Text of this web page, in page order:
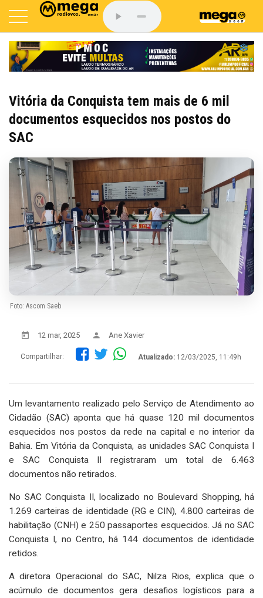
Vitória da Conquista tem mais de 6 mil
documentos esquecidos nos postos do
SAC
Foto: Ascom Saeb
12 mar, 2025 Ane Xavier
Compartilhar: Atualizado: 12/03/2025, 11:49h
Um levantamento realizado pelo Serviço de Atendimento ao
Cidadão (SAC) aponta que há quase 120 mil documentos
esquecidos nos postos da rede na capital e no interior da
Bahia. Em Vitória da Conquista, as unidades SAC Conquista I
e SAC Conquista II registraram um total de 6.463
documentos não retirados.
No SAC Conquista II, localizado no Boulevard Shopping, há
1.269 carteiras de identidade (RG e CIN), 4.800 carteiras de
habilitação (CNH) e 250 passaportes esquecidos. Já no SAC
Conquista I, no Centro, há 144 documentos de identidade
retidos.
A diretora Operacional do SAC, Nilza Rios, explica que o
acúmulo de documentos gera desafios logísticos para a